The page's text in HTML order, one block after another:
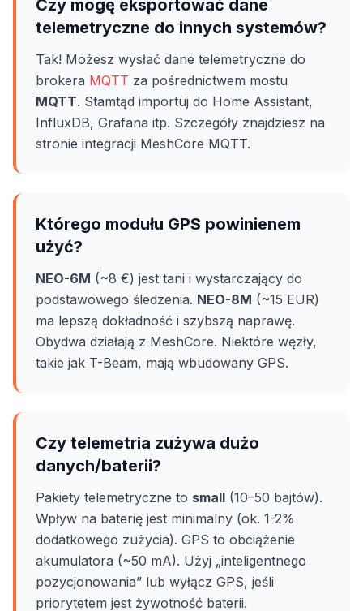
Czy mogę eksportować dane
telemetryczne do innych systemów?
Tak! Możesz wysłać dane telemetryczne do
brokera MQTT za pośrednictwem mostu
MQTT. Stamtąd importuj do Home Assistant,
InfluxDB, Grafana itp. Szczegóły znajdziesz na
stronie integracji MeshCore MQTT.
Którego modułu GPS powinienem
użyć?
NEO-6M (~8 €) jest tani i wystarczający do
podstawowego śledzenia. NEO-8M (~15 EUR)
ma lepszą dokładność i szybszą naprawę.
Obydwa działają z MeshCore. Niektóre węzły,
takie jak T-Beam, mają wbudowany GPS.
Czy telemetria zużywa dużo
danych/baterii?
Pakiety telemetryczne to small (10–50 bajtów).
Wpływ na baterię jest minimalny (ok. 1-2%
dodatkowego zużycia). GPS to obciążenie
akumulatora (~50 mA). Użyj „inteligentnego
pozycjonowania” lub wyłącz GPS, jeśli
priorytetem jest żywotność baterii.